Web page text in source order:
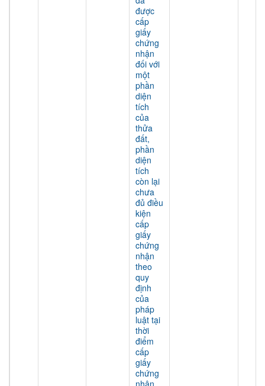
được
cấp
giấy
chứng
nhận
đối với
một
phần
diện
tích
của
thửa
đất,
phần
diện
tích
còn lại
chưa
đủ điều
kiện
cấp
giấy
chứng
nhận
theo
quy
định
của
pháp
luật tại
thời
điểm
cấp
giấy
chứng
nhận